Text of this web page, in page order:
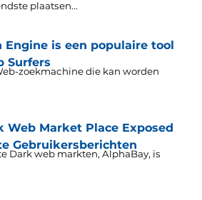
plaatsen...
Engine is een populaire tool
Surfers
zoekmachine die kan worden
Web Market Place Exposed
Gebruikersberichten
Dark web markten, AlphaBay, is